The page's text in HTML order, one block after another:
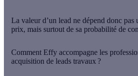
La valeur d’un lead ne dépend donc pas
prix, mais surtout de sa probabilité de
Comment Effy accompagne les
acquisition de leads travaux ?